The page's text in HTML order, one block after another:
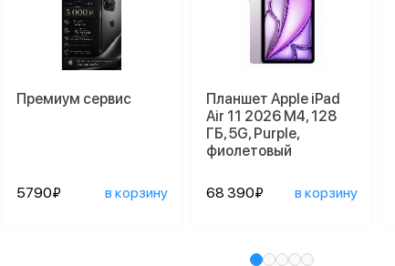
Премиум сервис
5790₽ в корзину
Планшет Apple iPad
Air 11 2026 M4, 128
ГБ, 5G, Purple,
фиолетовый
68 390₽ в корзину